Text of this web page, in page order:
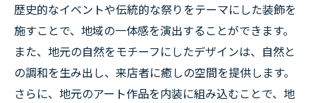
歴史的なイベントや伝統的な祭りをテーマにした装飾を
施すことで、地域の一体感を演出することができます。
また、地元の自然をモチーフにしたデザインは、自然と
の調和を生み出し、来店者に癒しの空間を提供します。
さらに、地元のアート作品を内装に組み込むことで、地